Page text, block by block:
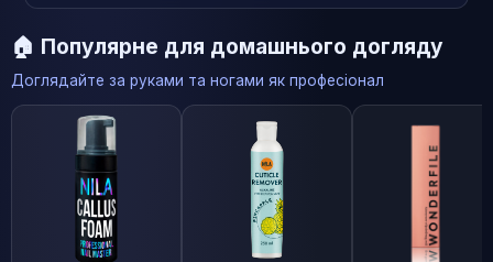
🏠 Популярне для домашнього догляду
Доглядайте за руками та ногами як професіонал